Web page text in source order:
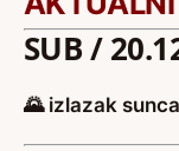
SUB /
🌄 izlazak